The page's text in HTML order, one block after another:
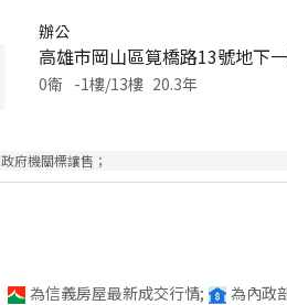
辦公
高雄市岡山區筧橋路13號地下
0衛 -1樓/13樓 20.3年
政府機關標讓售；
為信義房屋最新成交行情; 為內政